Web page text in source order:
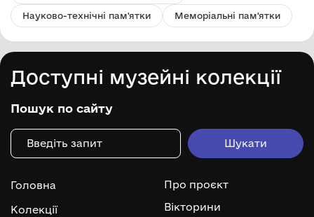
Науково-технічні пам'ятки Меморіальні пам'ятки
Доступні музейні колекції
Пошук по сайту
Головна
Колекції
Про проєкт
Вікторини